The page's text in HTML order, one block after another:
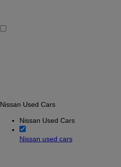
Nissan Used Cars
Nissan Used Cars
Nissan used cars